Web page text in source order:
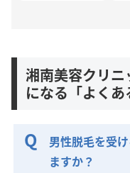
湘南美容クリ
になる「よくあ
男性脱毛を受
ますか？